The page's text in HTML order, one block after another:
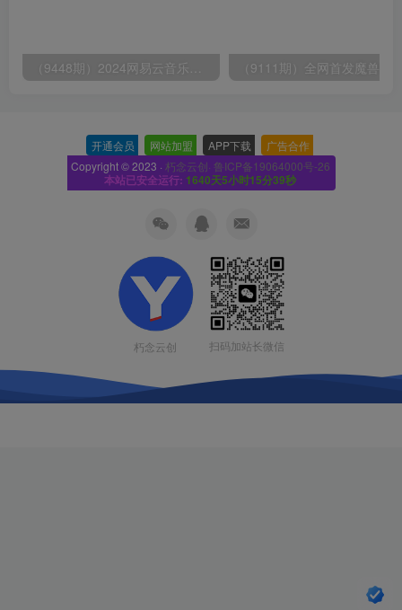
开通会员 网站加盟 APP下载 广告合作
Copyright © 2023 · 朽念云创· 鲁ICP备19064000号-26
本站已安全运行: 1640天5小时15分40秒
朽念云创 扫码加站长微信